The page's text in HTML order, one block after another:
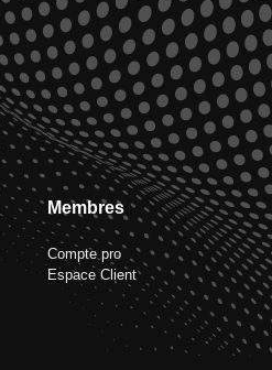
Membres
Compte pro
Espace Client